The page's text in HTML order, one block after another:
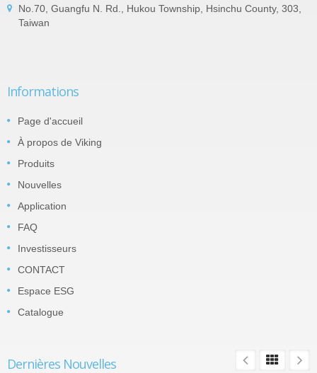
No.70, Guangfu N. Rd., Hukou Township, Hsinchu County, 303,
Taiwan
Informations
Page d'accueil
À propos de Viking
Produits
Nouvelles
Application
FAQ
Investisseurs
CONTACT
Espace ESG
Catalogue
Dernières Nouvelles